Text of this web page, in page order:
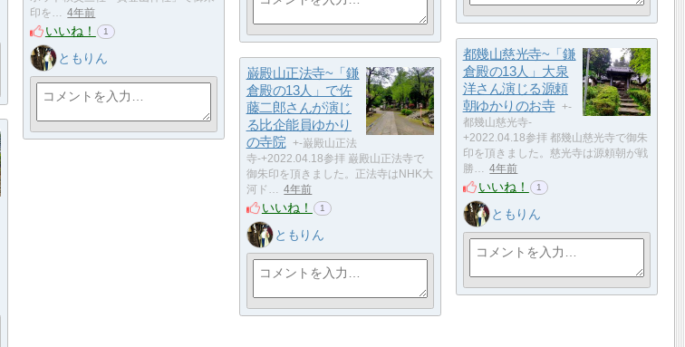
印を…
4年前
いいね！ 1
ともりん
都幾山慈光寺~「鎌
倉殿の13人」大泉
洋さん演じる源頼
朝ゆかりのお寺
+-
都幾山慈光寺-
+2022.04.18参拝 都幾山慈光寺で御朱
印を頂きました。慈光寺は源頼朝が戦
勝…
4年前
いいね！ 1
ともりん
巌殿山正法寺~「鎌
倉殿の13人」で佐
藤二郎さんが演じ
る比企能員ゆかり
の寺院
+-巌殿山正法
寺-+2022.04.18参拝 巌殿山正法寺で
御朱印を頂きました。正法寺はNHK大
河ド…
4年前
いいね！ 1
ともりん